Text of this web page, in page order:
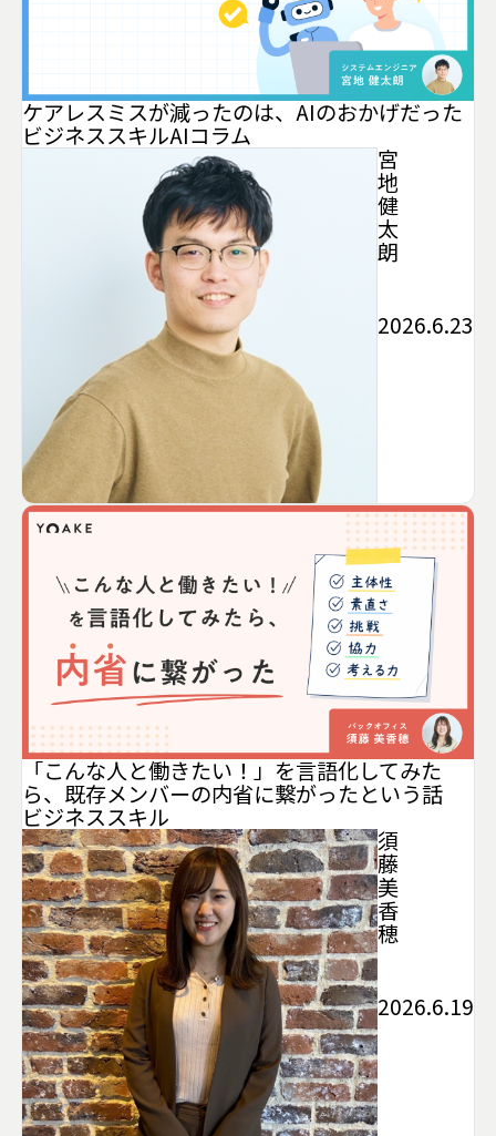
ケアレスミスが減ったのは、AIのおかげだった
ビジネススキルAIコラム
宮
地
健
太
朗
2026.6.23
「こんな人と働きたい！」を言語化してみた
ら、既存メンバーの内省に繋がったという話
ビジネススキル
須
藤
美
香
穂
2026.6.19